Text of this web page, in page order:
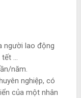
người lao động
tết …
năm.
nghiệp, có
của một nhân